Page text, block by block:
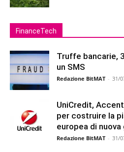
FinanceTech
Truffe bancarie,
un SMS
Redazione BitMAT - 31/
UniCredit,
per costruire la
europea di
Redazione BitMAT - 31/